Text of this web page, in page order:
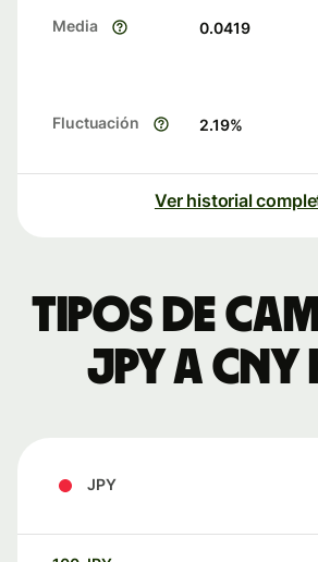
Media 0.0419
Fluctuación 2.19%
Ver historial
Tipos de
JPY a
JPY